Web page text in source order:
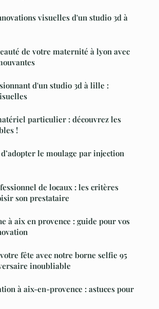
visuelles d'un studio 3d à
de votre maternité à lyon avec
d'un studio 3d à lille :
particulier : découvrez les
!
le moulage par injection
de locaux : les critères
son prestataire
à aix en provence : guide pour vos
fête avec notre borne selfie 95
inoubliable
à aix-en-provence : astuces pour